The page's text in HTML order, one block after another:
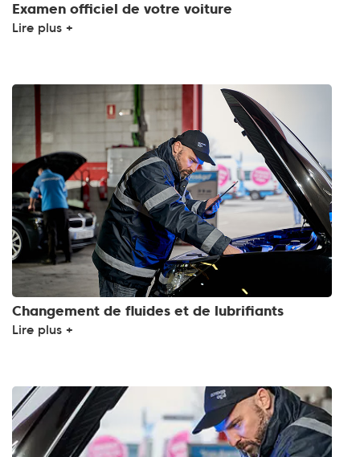
Examen officiel de votre voiture
Lire plus +
Changement de fluides et de lubrifiants
Lire plus +